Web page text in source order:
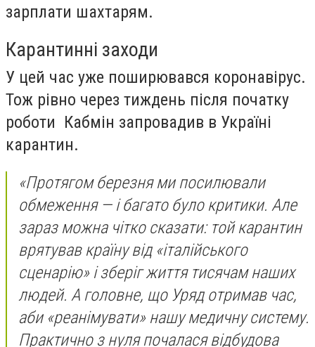
зарплати шахтарям.
Карантинні заходи
У цей час уже поширювався коронавірус.
Тож рівно через тиждень після початку
роботи Кабмін запровадив в Україні
карантин.
«Протягом березня ми посилювали
обмеження — і багато було критики. Але
зараз можна чітко сказати: той карантин
врятував країну від «італійського
сценарію» і зберіг життя тисячам наших
людей. А головне, що Уряд отримав час,
аби «реанімувати» нашу медичну систему.
Практично з нуля почалася відбудова